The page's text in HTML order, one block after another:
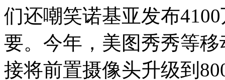
们还嘲笑诺基亚发布
要。今年，美图秀秀等
接将前置摄像头升级到